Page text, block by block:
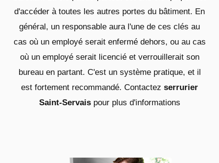
d'accéder à toutes les autres portes du bâtiment. En
général, un responsable aura l'une de ces clés au
cas où un employé serait enfermé dehors, ou au cas
où un employé serait licencié et verrouillerait son
bureau en partant. C'est un système pratique, et il
est fortement recommandé. Contactez serrurier
Saint-Servaispour plus d'informations